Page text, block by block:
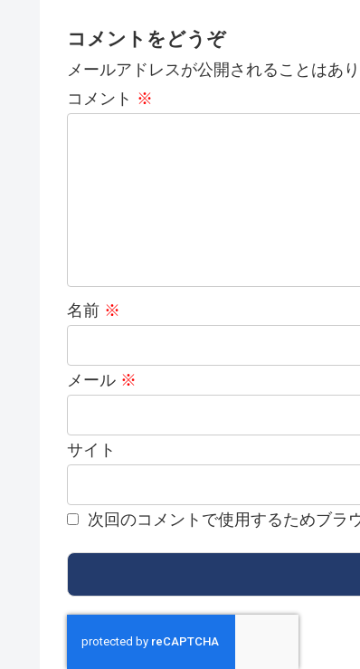
コメントをどうぞ
メールアドレスが公開されることはあり
コメント ※
名前 ※
メール ※
サイト
次回のコメントで使用するためブラ